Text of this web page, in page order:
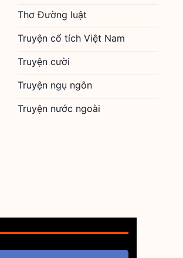
Thơ Đường luật
Truyện cổ tích Việt Nam
Truyện cười
Truyện ngụ ngôn
Truyện nước ngoài